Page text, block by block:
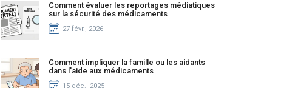
Comment évaluer les reportages médiatiques
sur la sécurité des médicaments
27 févr., 2026
Comment impliquer la famille ou les aidants
dans l'aide aux médicaments
15 déc., 2025